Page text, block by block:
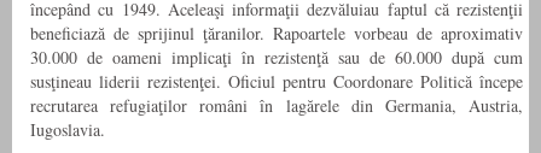
începând cu 1949. Aceleaşi informaţii dezvăluiau faptul că rezistenţii
beneficiază de sprijinul ţăranilor. Rapoartele vorbeau de aproximativ
30.000 de oameni implicaţi în rezistenţă sau de 60.000 după cum
susţineau liderii rezistenţei. Oficiul pentru Coordonare Politică începe
recrutarea refugiaţilor români în lagărele din Germania, Austria,
Iugoslavia.